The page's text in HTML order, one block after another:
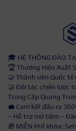
🎓 HỆ THỐNG ĐÀO
🏆 Thương Hiệu Xuất
🤝 Thành viên Quốc tế
🤝 Đối tác chiến lược
Trung Cấp Quang
💼 Cam kết đầu ra
– Hỗ trợ mở tiệm –
🎁 MIỄN PHÍ khóa: